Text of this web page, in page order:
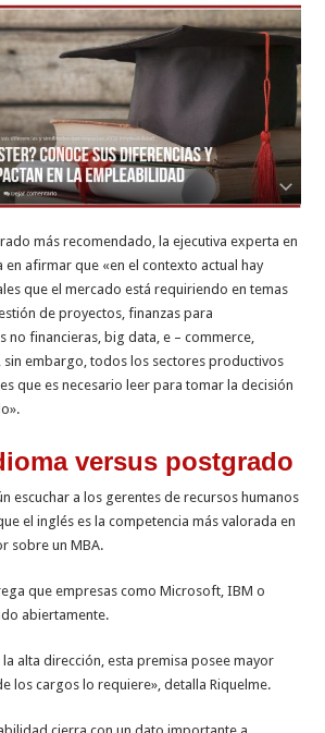
más recomendado, la ejecutiva experta en
en afirmar que «en el contexto actual hay
que el mercado está requiriendo en temas
de proyectos, finanzas para
no financieras, big data, e – commerce,
sin embargo, todos los sectores productivos
que es necesario leer para tomar la decisión
versus postgrado
escuchar a los gerentes de recursos humanos
el inglés es la competencia más valorada en
sobre un MBA.
que empresas como Microsoft, IBM o
abiertamente.
alta dirección, esta premisa posee mayor
los cargos lo requiere», detalla Riquelme.